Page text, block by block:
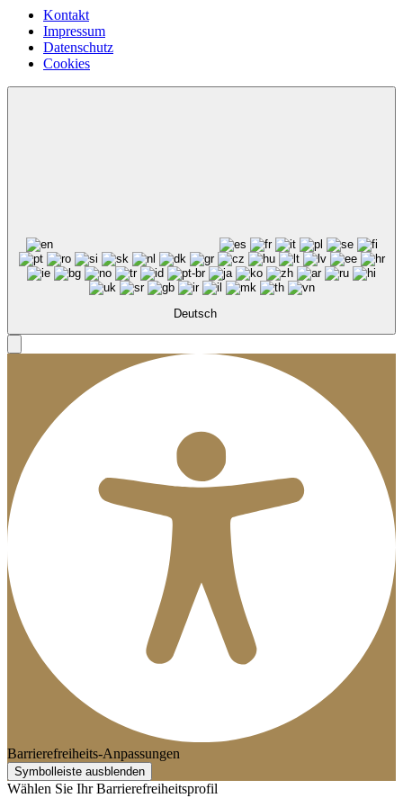
Kontakt
Impressum
Datenschutz
Cookies
Deutsch
Barrierefreiheits-Anpassungen
Symbolleiste ausblenden
Wählen Sie Ihr Barrierefreiheitsprofil